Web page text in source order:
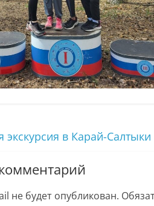
экскурсия в Карай-Салтыки
не будет опубликован.